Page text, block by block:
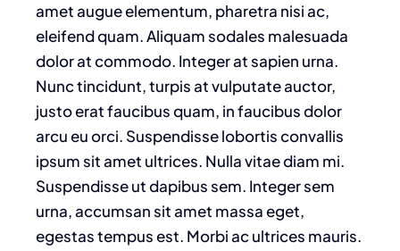
amet augue elementum, pharetra nisi ac,
eleifend quam. Aliquam sodales malesuada
dolor at commodo. Integer at sapien urna.
Nunc tincidunt, turpis at vulputate auctor,
justo erat faucibus quam, in faucibus dolor
arcu eu orci. Suspendisse lobortis convallis
ipsum sit amet ultrices. Nulla vitae diam mi.
Suspendisse ut dapibus sem. Integer sem
urna, accumsan sit amet massa eget,
egestas tempus est. Morbi ac ultrices mauris.